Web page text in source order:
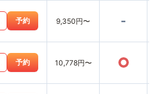
予約 9,350円〜 -
予約 10,778円〜 ○